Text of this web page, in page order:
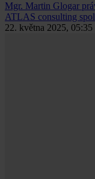
Mgr. Martin Glogar
ATLAS consulting
22. května 2025, 05:35